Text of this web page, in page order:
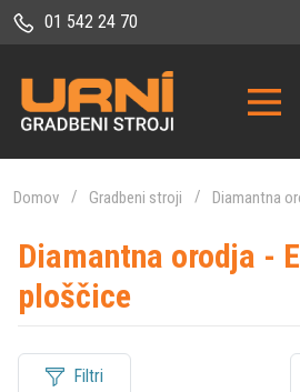
01 542 24 70
Domov Gradbeni stroji Diamantna
Diamantna orodja -
ploščice
Filtri